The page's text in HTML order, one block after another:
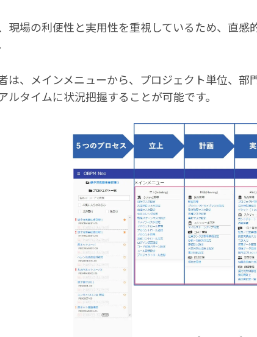
現場の利便性と実用性を重視しているため、直
は、メインメニューから、プロジェクト単位、
ルタイムに状況把握することが可能です。